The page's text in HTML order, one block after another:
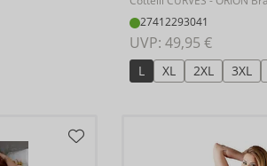
27412293041
UVP: 49,95 €
L XL 2XL 3XL